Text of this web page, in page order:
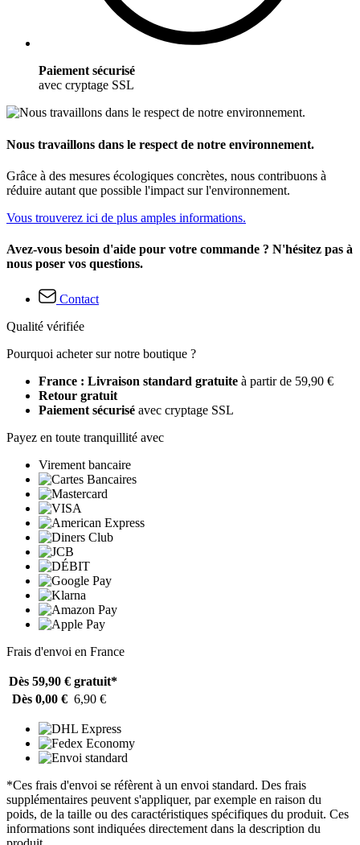
Paiement sécurisé
avec cryptage SSL
Nous travaillons dans le respect de notre environnement.
Grâce à des mesures écologiques concrètes, nous contribuons à
réduire autant que possible l'impact sur l'environnement.
Vous trouverez ici de plus amples informations.
Avez-vous besoin d'aide pour votre commande ? N'hésitez pas à
nous poser vos questions.
Contact
Qualité vérifiée
Pourquoi acheter sur notre boutique ?
France : Livraison standard gratuite à partir de 59,90 €
Retour gratuit
Paiement sécurisé avec cryptage SSL
Payez en toute tranquillité avec
Virement bancaire
Frais d'envoi en France
Dès 59,90 € gratuit*
Dès 0,00 € 6,90 €
*Ces frais d'envoi se réfèrent à un envoi standard. Des frais
supplémentaires peuvent s'appliquer, par exemple en raison du
poids, de la taille ou des caractéristiques spécifiques du produit. Ces
informations sont indiquées directement dans la description du